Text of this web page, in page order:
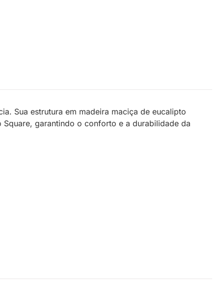
Sua estrutura em madeira maciça de eucalipto
garantindo o conforto e a durabilidade da